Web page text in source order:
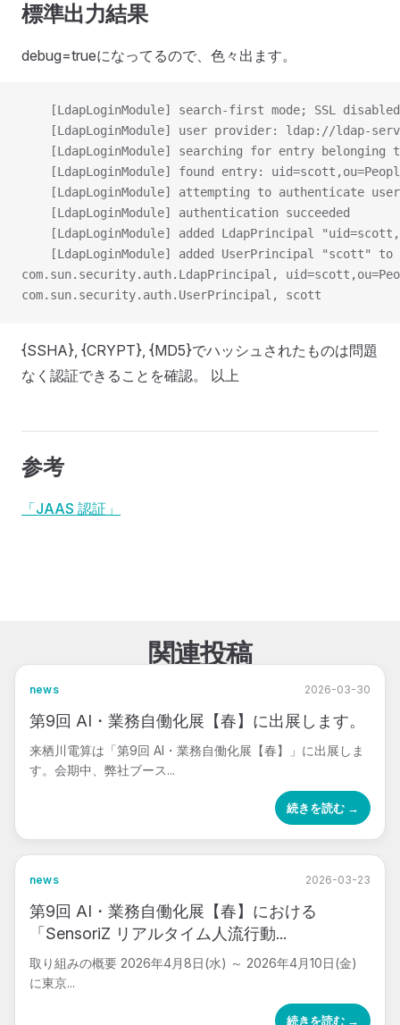
標準出力結果
debug=trueになってるので、色々出ます。
    [LdapLoginModule] search-first mode; SSL disabled
[LdapLoginModule] user provider: ldap://ldap-
[LdapLoginModule] searching for entry belonging
[LdapLoginModule] found entry:
[LdapLoginModule] attempting to authenticate
    [LdapLoginModule] authentication succeeded
[LdapLoginModule] added LdapPrincipal
[LdapLoginModule] added UserPrincipal "scott" to
com.sun.security.auth.LdapPrincipal,
com.sun.security.auth.UserPrincipal, scott
{SSHA}, {CRYPT}, {MD5}でハッシュされたものは問題
なく認証できることを確認。 以上
参考
「JAAS 認証」
関連投稿
news 2026-03-30
第9回 AI・業務自働化展【春】に出展します。
来栖川電算は「第9回 AI・業務自働化展【春】」に出展しま
す。会期中、弊社ブース...
続きを読む →
news 2026-03-23
第9回 AI・業務自働化展【春】における
「SensoriZ リアルタイム人流行動...
取り組みの概要 2026年4月8日(水) ～ 2026年4月10日(金)
に東京...
続きを読む →